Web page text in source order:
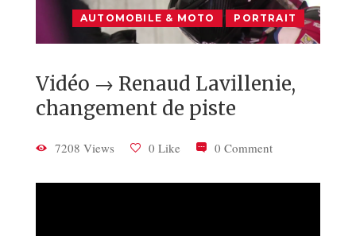
AUTOMOBILE & MOTO PORTRAIT
Vidéo → Renaud Lavillenie,
changement de piste
7208 Views 0 Like 0 Comment